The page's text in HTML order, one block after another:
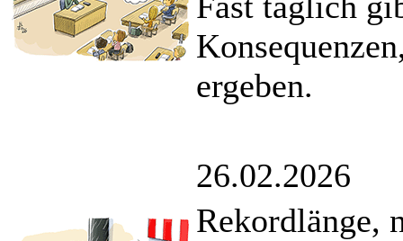
ergeben.
26.02.2026
Rekordlänge,